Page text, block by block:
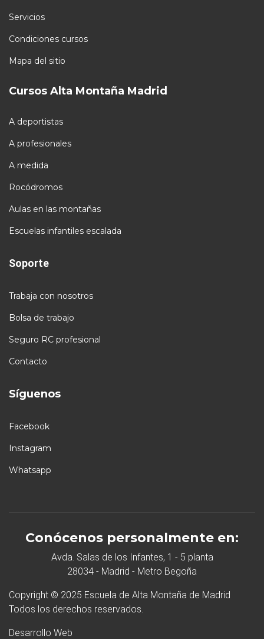
Servicios
Condiciones cursos
Mapa del sitio
Cursos Alta Montaña Madrid
A deportistas
A profesionales
A medida
Rocódromos
Aulas en las montañas
Escuelas infantiles escalada
Soporte
Trabaja con nosotros
Bolsa de trabajo
Seguro RC profesional
Contacto
Síguenos
Facebook
Instagram
Whatsapp
Conócenos personalmente en:
Avda. Salas de los Infantes, 1 - 5 planta
28034 - Madrid - Metro Begoña
Copyright © 2025 Escuela de Alta Montaña de Madrid
Todos los derechos reservados.
Desarrollo Web